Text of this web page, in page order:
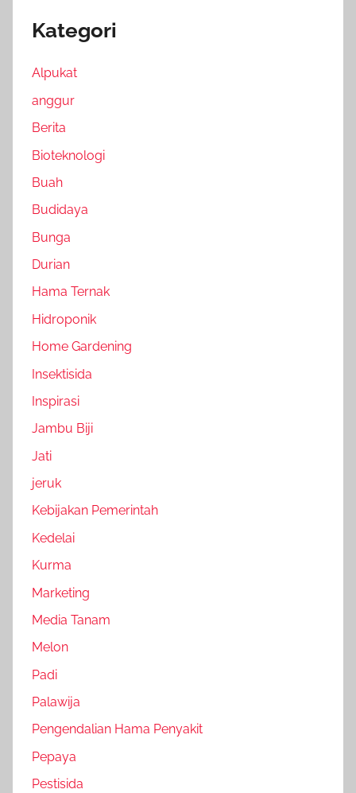
Kategori
Alpukat
anggur
Berita
Bioteknologi
Buah
Budidaya
Bunga
Durian
Hama Ternak
Hidroponik
Home Gardening
Insektisida
Inspirasi
Jambu Biji
Jati
jeruk
Kebijakan Pemerintah
Kedelai
Kurma
Marketing
Media Tanam
Melon
Padi
Palawija
Pengendalian Hama Penyakit
Pepaya
Pestisida